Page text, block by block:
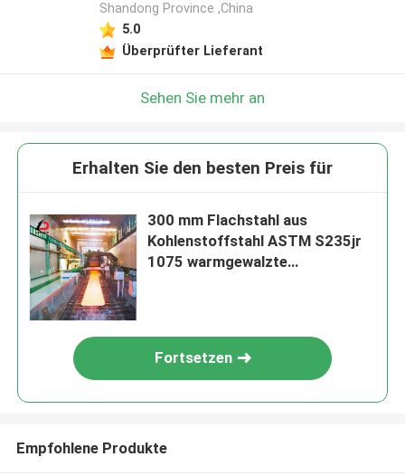
Shandong Province ,China
5.0
Überprüfter Lieferant
Sehen Sie mehr an
Erhalten Sie den besten Preis für
300 mm Flachstahl aus
Kohlenstoffstahl ASTM S235jr
1075 warmgewalzte
Fortsetzen
Empfohlene Produkte